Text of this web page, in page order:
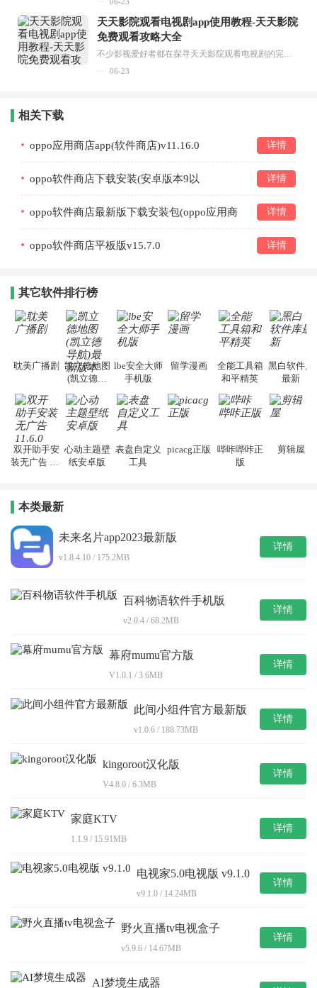
天天影院观看电视剧app使用教程-天天影院
免费观看攻略大全
06-23
相关下载
oppo应用商店app(软件商店)v11.16.0 详情
oppo软件商店下载安装(安卓版本9以
详情
oppo软件商店最新版下载安装包(oppo应用商
详情
oppo软件商店平板版v15.7.0 详情
其它软件排行榜
耽美广播剧 凯立德地图
(凯立德导
lbe安全大师
手机版
留学漫画
全能工具箱
和平精英
黑白软件库
最新
双开助手安
装无广告 11.
心动主题壁
纸安卓版
表盘自定义
工具
picacg正版
哔咔哔咔正
版
剪辑屋
本类最新
未来名片app2023最新版
v1.8.4.10 / 175.2MB
详情
百科物语软件手机版
v2.0.4 / 68.2MB
详情
幕府mumu官方版
V1.0.1 / 3.6MB
详情
此间小组件官方最新版
v1.0.6 / 188.73MB
详情
kingoroot汉化版
V4.8.0 / 6.3MB
详情
家庭KTV
1.1.9 / 15.91MB
详情
电视家5.0电视版 v9.1.0
v9.1.0 / 14.24MB
详情
野火直播tv电视盒子
v5.9.6 / 14.67MB
详情
AI梦境生成器